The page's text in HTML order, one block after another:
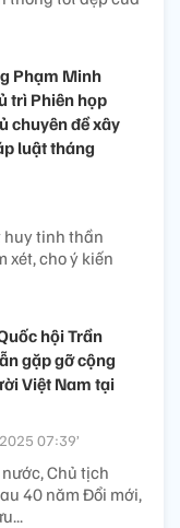
Phạm Minh
trì Phiên họp
chuyên đề xây
luật tháng
huy tinh thần
xét, cho ý kiến
hội Trần
gặp gỡ cộng
Việt Nam tại
07:39’
Chủ tịch
40 năm Đổi mới,